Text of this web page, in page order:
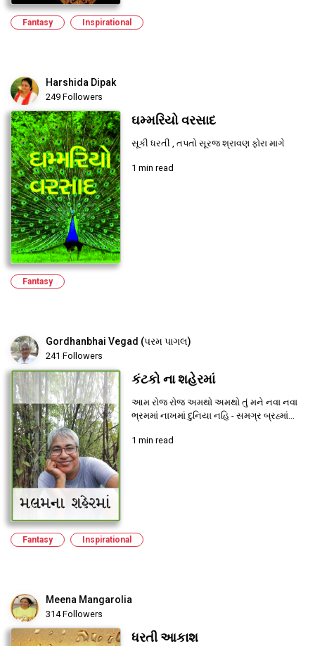
Fantasy Inspirational
Harshida Dipak
249 Followers
ઘમ્મરિયો વરસાદ
સૂકી ધરતી , તપતો સૂરજ શ્રાવણ ફોરા માગે
1 min read
Fantasy
Gordhanbhai Vegad (પરમ પાગલ)
241 Followers
કંટકો ના શહેરમાં
આમ રોજ રોજ અમથો અમથો તું મને નવા નવા
ભ્રમમાં નાખમાં દુનિયા નહિ - સમગ્ર બ્રહ્માં...
1 min read
Fantasy Inspirational
Meena Mangarolia
314 Followers
ધરતી આકાશ